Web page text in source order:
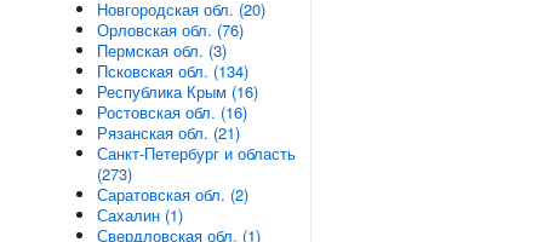
Новгородская обл. (20)
Орловская обл. (76)
Пермская обл. (3)
Псковская обл. (134)
Республика Крым (16)
Ростовская обл. (16)
Рязанская обл. (21)
Санкт-Петербург и область
(273)
Саратовская обл. (2)
Сахалин (1)
Свердловская обл. (1)